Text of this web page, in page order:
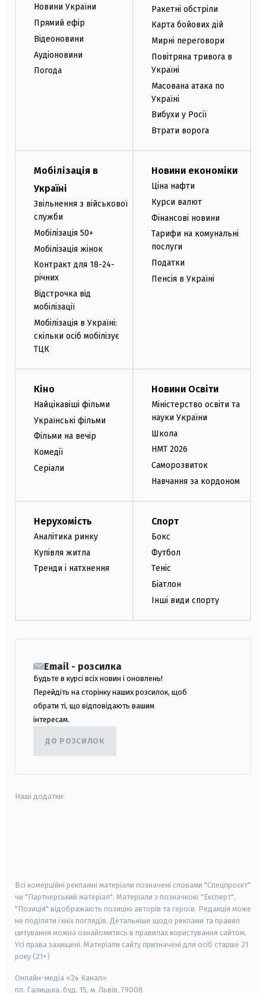
Новини України
Прямий ефір
Відеоновини
Аудіоновини
Погода
Ракетні обстріли
Карта бойових дій
Мирні переговори
Повітряна тривога в
Україні
Масована атака по
Україні
Вибухи у Росії
Втрати ворога
Мобілізація в
Україні
Звільнення з військової
служби
Мобілізація 50+
Мобілізація жінок
Контракт для 18-24-
річних
Відстрочка від
мобілізації
Мобілізація в Україні:
скільки осіб мобілізує
ТЦК
Новини економіки
Ціна нафти
Курси валют
Фінансові новини
Тарифи на комунальні
послуги
Податки
Пенсія в Україні
Кіно
Найцікавіші фільми
Українські фільми
Фільми на вечір
Комедії
Серіали
Новини Освіти
Міністерство освіти та
науки України
Школа
НМТ 2026
Саморозвиток
Навчання за кордоном
Нерухомість
Аналітика ринку
Купівля житла
Тренди і натхнення
Спорт
Бокс
Футбол
Теніс
Біатлон
Інші види спорту
Email - розсилка
Будьте в курсі всіх новин і оновлень!
Перейдіть на сторінку наших розсилок, щоб
обрати ті, що відповідають вашим
інтересам.
ДО РОЗСИЛОК
Наші додатки:
Всі комерційні рекламні матеріали позначені словами "Спецпроєкт"
чи "Партнерський матеріал". Матеріали з позначкою "Експерт",
"Позиція" відображають позицію авторів та героїв. Редакція може
не поділяти їхніх поглядів. Детальніше щодо реклами та правил
цитування можна ознайомитись в правилах користування сайтом.
Усі права захищені. Матеріали сайту призначені для осіб старше 21
року (21+)
Онлайн-медіа «24 Канал»
пл. Галицька, буд. 15, м. Львів, 79008